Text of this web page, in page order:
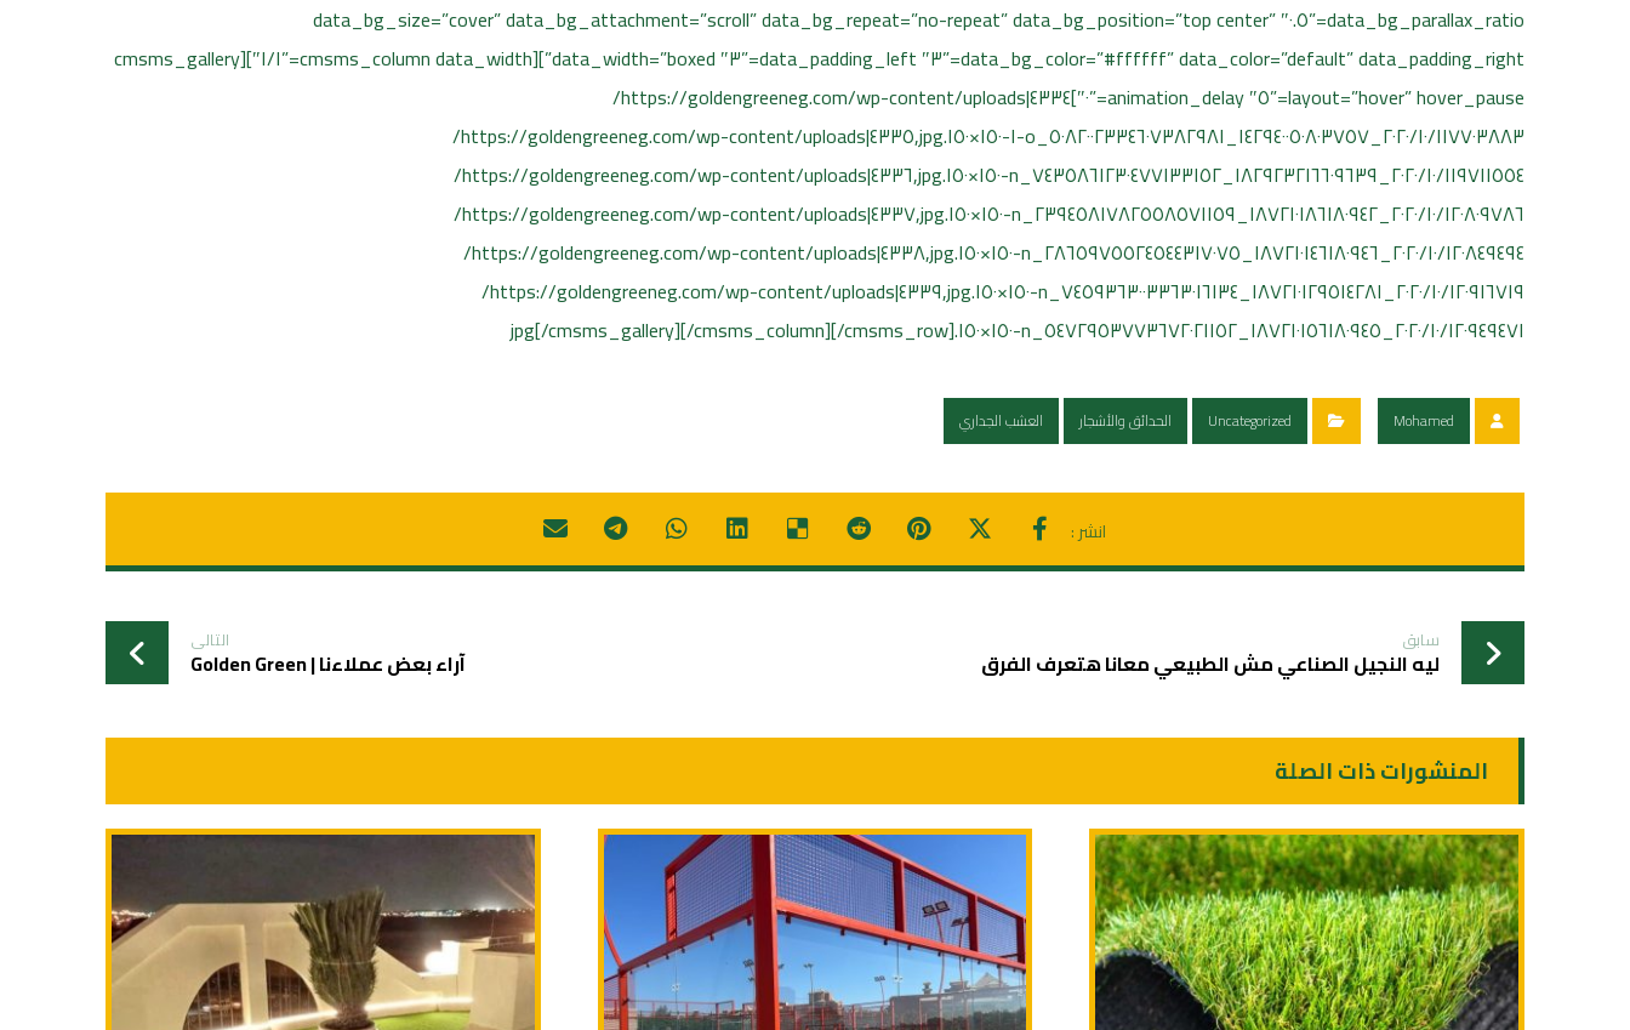
data_bg_parallax_ratio=”٠.٥″ data_bg_size=”cover” data_bg_attachment=”scroll” data_bg_repeat=”no-repeat” data_bg_position=”top center”
data_bg_color=”#ffffff” data_color=”default” data_padding_right=”٣″ data_padding_left=”٣″ data_width=”boxed”][cmsms_column data_width=”١/١″][cmsms_gallery
layout=”hover” hover_pause=”٥″ animation_delay=”٠″]٤٣٣٤|https://goldengreeneg.com/wp-content/uploads/
٢٠٢٠/١٠/١١٧٧٠٣٨٨٣_١٤٢٩٤٠٠٥٠٨٠٣٧٥٧_٥٠٨٢٠٠٢٣٣٤٦٠٧٣٨٢٩٨١_o-١-١٥٠×١٥٠.jpg,٤٣٣٥|https://goldengreeneg.com/wp-content/uploads/
٢٠٢٠/١٠/١١٩٧١١٥٥٤_١٨٢٩٢٣٢١٦٦٠٩٦٣٩_٧٤٣٥٨٦١٢٣٠٤٧٧١٣٣١٥٢_n-١٥٠×١٥٠.jpg,٤٣٣٦|https://goldengreeneg.com/wp-content/uploads/
٢٠٢٠/١٠/١٢٠٨٠٩٧٨٦_١٨٧٢١٠١٨٦١٨٠٩٤٢_٢٣٩٤٥٨١٧٨٢٥٥٨٥٧١١٥٩_n-١٥٠×١٥٠.jpg,٤٣٣٧|https://goldengreeneg.com/wp-content/uploads/
٢٠٢٠/١٠/١٢٠٨٤٩٤٩٤_١٨٧٢١٠١٤٦١٨٠٩٤٦_٢٨٦٥٩٧٥٥٢٤٥٤٤٣١٧٠٧٥_n-١٥٠×١٥٠.jpg,٤٣٣٨|https://goldengreeneg.com/wp-content/uploads/
٢٠٢٠/١٠/١٢٠٩١٦٧١٩_١٨٧٢١٠١٢٩٥١٤٢٨١_٧٤٥٩٣٦٣٠٠٣٣٦٣٠١٦١٣٤_n-١٥٠×١٥٠.jpg,٤٣٣٩|https://goldengreeneg.com/wp-content/uploads/
٢٠٢٠/١٠/١٢٠٩٤٩٤٧١_١٨٧٢١٠١٥٦١٨٠٩٤٥_٥٤٧٢٩٥٣٧٧٣٦٧٢٠٢١١٥٢_n-١٥٠×١٥٠.jpg[/cmsms_gallery][/cmsms_column][/cmsms_row]
Mohamed
Uncategorized الحدائق والأشجار العشب الجداري
سابق
ليه النجيل الصناعي مش الطبيعي معانا هتعرف الفرق
التالی
آراء بعض عملاءنا | Golden Green
المنشورات ذات الصلة